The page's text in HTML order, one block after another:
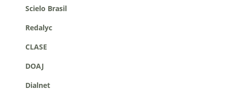
Scielo Brasil
Redalyc
CLASE
DOAJ
Dialnet